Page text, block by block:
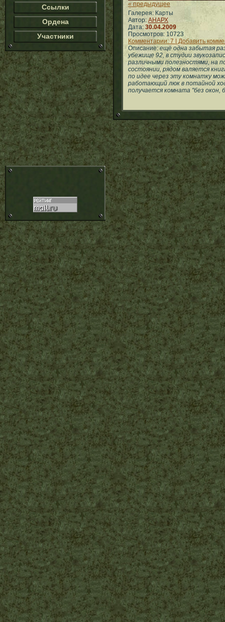
Ссылки
Ордена
Участники
« предыдущее
Галерея: Карты
Автор: АНАРХ
Дата: 30.04.2009
Просмотров: 10723
Комментарии: 7 | Добавить
Описание: ещё одна забытая
убежище 92, в студии
различными полезностями, на
состоянии, рядом валяется
по идее через эту комнатку
работающий люк в потайной
получается комната "без окон,